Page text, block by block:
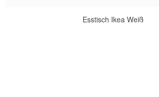
Esstisch Ikea Weiß